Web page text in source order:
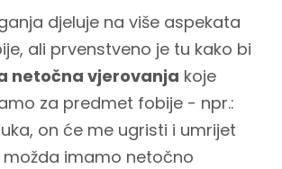
djeluje na više aspekata
ali prvenstveno je tu kako bi
netočna vjerovanja koje
za predmet fobije - npr.:
on će me ugristi i umrijet
možda imamo netočno